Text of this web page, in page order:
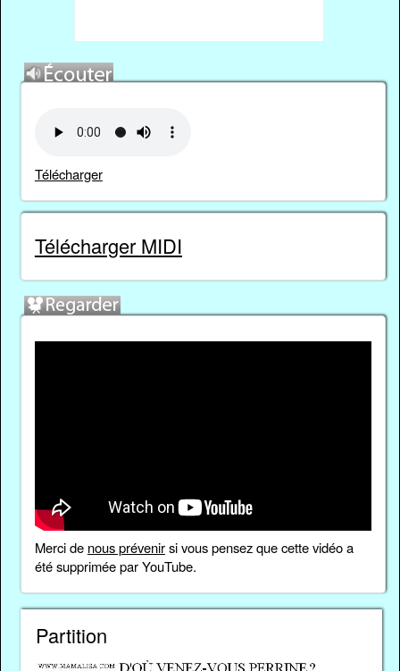
Télécharger
Télécharger MIDI
Merci de nous prévenirsi vous pensez que cette vidéo a
été supprimée par YouTube.
Partition